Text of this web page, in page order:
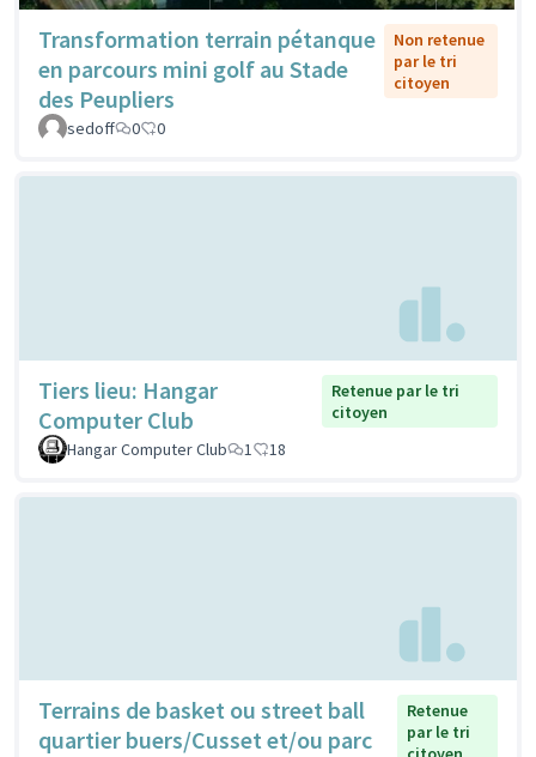
Transformation terrain pétanque
en parcours mini golf au Stade
des Peupliers
Non retenue
par le tri
citoyen
sedoff 0 0
Tiers lieu: Hangar
Computer Club
Retenue par le tri
citoyen
Hangar Computer Club
1 18
Terrains de basket ou street ball
quartier buers/Cusset et/ou parc
Retenue
par le tri